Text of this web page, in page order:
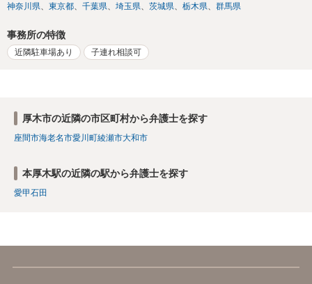
神奈川県 東京都 千葉県 埼玉県 茨城県 栃木県 群馬県
事務所の特徴
近隣駐車場あり 子連れ相談可
厚木市の近隣の市区町村から弁護士を探す
座間市海老名市愛川町綾瀬市大和市
本厚木駅の近隣の駅から弁護士を探す
愛甲石田